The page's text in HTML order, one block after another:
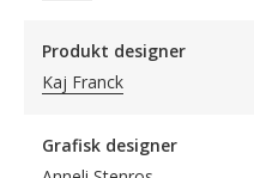
Produkt designer
Kaj Franck
Grafisk designer